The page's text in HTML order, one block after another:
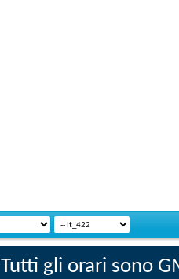
Tutti gli orari sono